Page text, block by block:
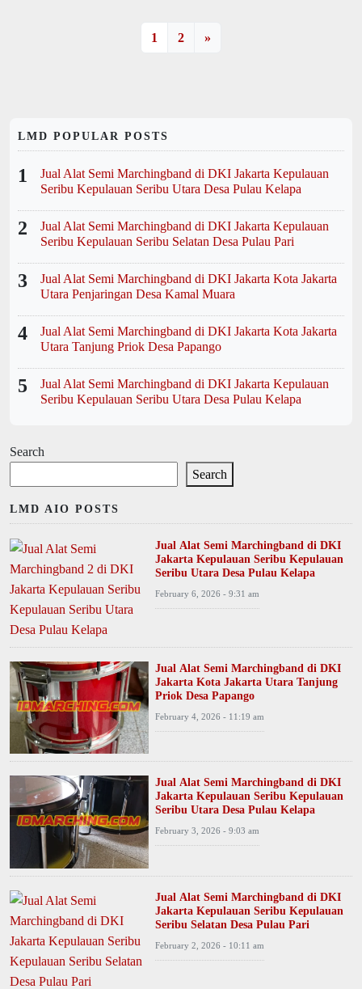
1 2 »
LMD POPULAR POSTS
1
Jual Alat Semi Marchingband di DKI Jakarta Kepulauan
Seribu Kepulauan Seribu Utara Desa Pulau Kelapa
2
Jual Alat Semi Marchingband di DKI Jakarta Kepulauan
Seribu Kepulauan Seribu Selatan Desa Pulau Pari
3
Jual Alat Semi Marchingband di DKI Jakarta Kota Jakarta
Utara Penjaringan Desa Kamal Muara
4
Jual Alat Semi Marchingband di DKI Jakarta Kota Jakarta
Utara Tanjung Priok Desa Papango
5
Jual Alat Semi Marchingband di DKI Jakarta Kepulauan
Seribu Kepulauan Seribu Utara Desa Pulau Kelapa
Search
Search
LMD AIO POSTS
Jual Alat Semi Marchingband di DKI
Jakarta Kepulauan Seribu Kepulauan
Seribu Utara Desa Pulau Kelapa
February 6, 2026 - 9:31 am
Jual Alat Semi Marchingband di DKI
Jakarta Kota Jakarta Utara Tanjung
Priok Desa Papango
February 4, 2026 - 11:19 am
Jual Alat Semi Marchingband di DKI
Jakarta Kepulauan Seribu Kepulauan
Seribu Utara Desa Pulau Kelapa
February 3, 2026 - 9:03 am
Jual Alat Semi Marchingband di DKI
Jakarta Kepulauan Seribu Kepulauan
Seribu Selatan Desa Pulau Pari
February 2, 2026 - 10:11 am